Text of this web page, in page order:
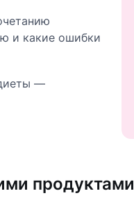
и какие ошибки
—
продуктами